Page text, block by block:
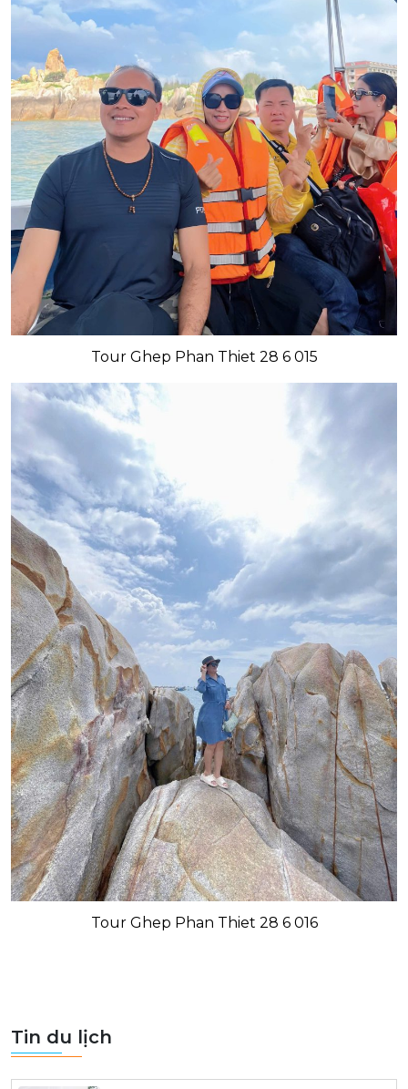
Tour Ghep Phan Thiet 28 6 015
Tour Ghep Phan Thiet 28 6 016
Tin du lịch